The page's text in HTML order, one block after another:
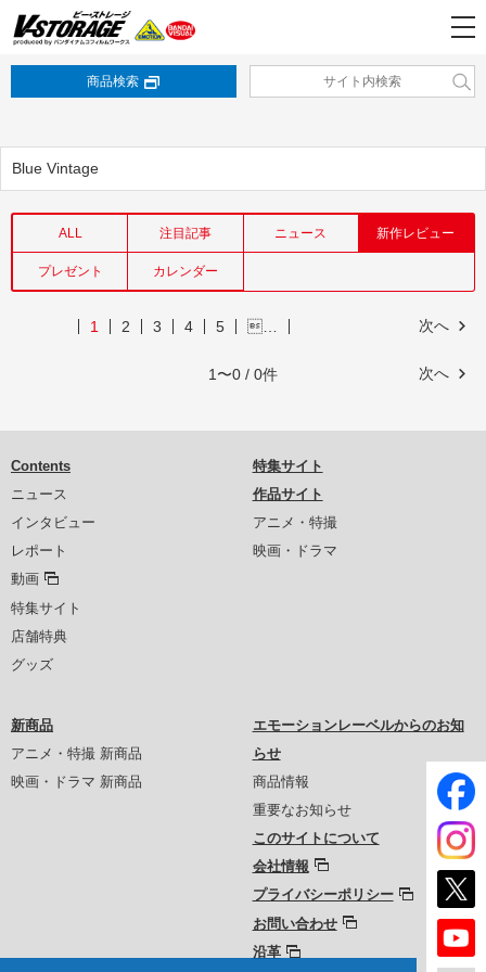
商品検索
Blue Vintage
ALL 注目記事 ニュース 新作レビュー
プレゼント カレンダー
次へ
1 2 3 4 5 …
次へ
1〜0 / 0件
Contents
ニュース
インタビュー
レポート
動画
特集サイト
店舗特典
グッズ
特集サイト
作品サイト
アニメ・特撮
映画・ドラマ
新商品
アニメ・特撮 新商品
映画・ドラマ 新商品
エモーションレーベルからのお知
らせ
商品情報
重要なお知らせ
このサイトについて
会社情報
プライバシーポリシー
お問い合わせ
沿革